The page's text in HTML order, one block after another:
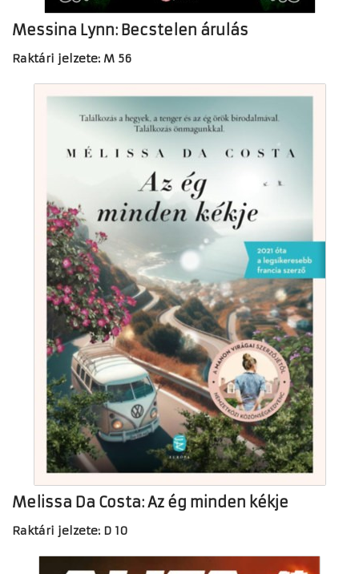
Messina Lynn: Becstelen árulás
Raktári jelzete: M 56
Melissa Da Costa: Az ég minden kékje
Raktári jelzete: D 10